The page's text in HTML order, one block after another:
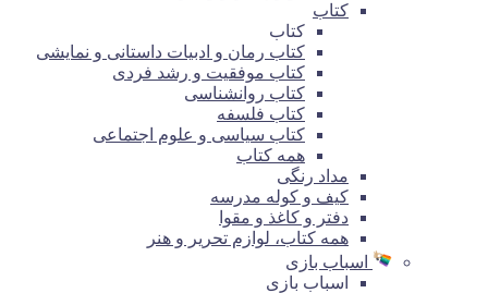
کتاب
کتاب
کتاب رمان و ادبیات داستانی و نمایشی
کتاب موفقیت و رشد فردی
کتاب روانشناسی
کتاب فلسفه
کتاب سیاسی و علوم اجتماعی
همه کتاب
مداد رنگی
کیف و کوله مدرسه
دفتر و کاغذ و مقوا
همه کتاب، لوازم تحریر و هنر
اسباب بازی
اسباب بازی